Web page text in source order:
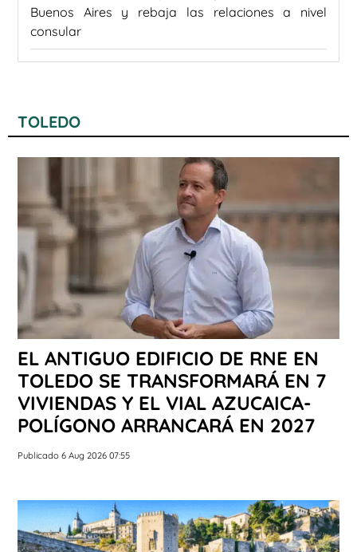
Buenos Aires y rebaja las relaciones a nivel
consular
TOLEDO
EL ANTIGUO EDIFICIO DE RNE EN
TOLEDO SE TRANSFORMARÁ EN 7
VIVIENDAS Y EL VIAL AZUCAICA-
POLÍGONO ARRANCARÁ EN 2027
Publicado 6 Aug 2026 07:55